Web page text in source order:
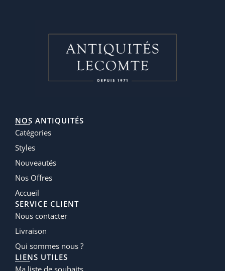
NOS ANTIQUITÉS
Catégories
Styles
Nouveautés
Nos Offres
Accueil
SERVICE CLIENT
Nous contacter
Livraison
Qui sommes nous ?
LIENS UTILES
Ma liste de souhaits